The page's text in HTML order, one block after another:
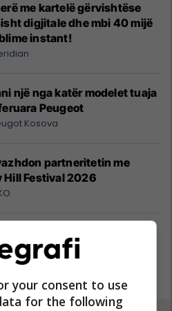
me kartelë gërvishtëse
digjitale dhe mbi 40 mijë
instant!
një nga katër modelet tuaja
Peugeot
Kosova
partneritetin me
Hill Festival 2026
5 gusht në Prishtinë
Prishtina
your consent to use
for the following